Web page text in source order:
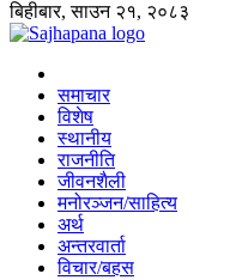
बिहीबार, साउन २१, २०८३
समाचार
विशेष
स्थानीय
राजनीति
जीवनशैली
मनोरञ्जन/साहित्य
अर्थ
अन्तरवार्ता
विचार/बहस